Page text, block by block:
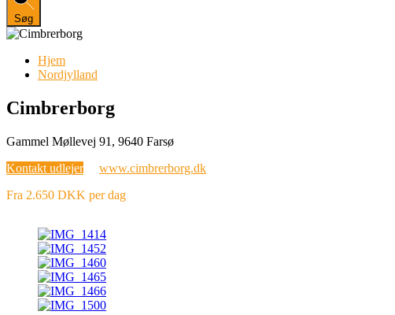
Søg
Hjem
Nordjylland
Cimbrerborg
Gammel Møllevej 91, 9640 Farsø
Kontakt udlejer
www.cimbrerborg.dk
Fra 2.650 DKK per dag